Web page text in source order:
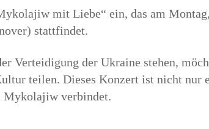
mit Liebe“ ein, das am
stattfindet.
Verteidigung der Ukraine stehen,
teilen. Dieses Konzert ist nicht nur
Mykolajiw verbindet.